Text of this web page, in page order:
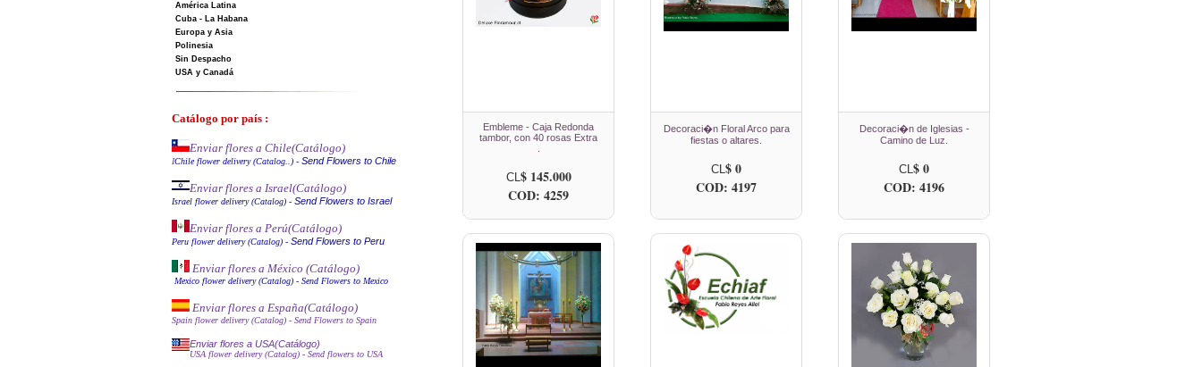
América Latina
Cuba - La Habana
Europa y Asia
Polinesia
Sin Despacho
USA y Canadá
Catálogo por país :
Enviar flores a Chile(Catálogo)
IChile flower delivery (Catalog..) - Send Flowers to Chile
Enviar flores a Israel(Catálogo)
Israel flower delivery (Catalog) - Send Flowers to Israel
Enviar flores a Perú(Catálogo)
Peru flower delivery (Catalog) - Send Flowers to Peru
Enviar flores a México (Catálogo)
Mexico flower delivery (Catalog) - Send Flowers to Mexico
Enviar flores a España(Catálogo)
Spain flower delivery (Catalog) - Send Flowers to Spain
Enviar flores a USA(Catálogo)
USA flower delivery (Catalog) - Send flowers to USA
Embleme - Caja Redonda
tambor, con 40 rosas Extra
CL$ 145.000
COD: 4259
Decoraci�n Floral Arco para
fiestas o altares.
CL$ 0
COD: 4197
Decoraci�n de Iglesias -
Camino de Luz.
CL$ 0
COD: 4196